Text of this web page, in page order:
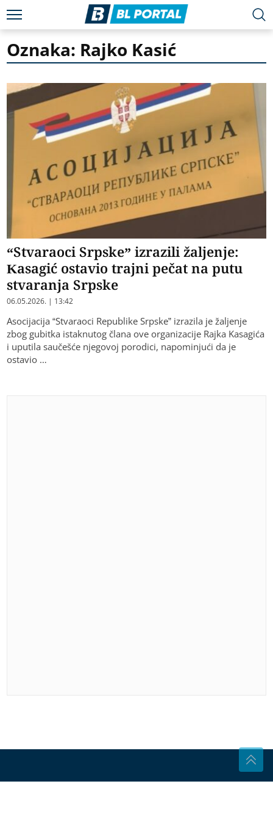
Oznaka: Rajko Kasić
“Stvaraoci Srpske” izrazili žaljenje:
Kasagić ostavio trajni pečat na putu
stvaranja Srpske
06.05.2026. | 13:42
Asocijacija “Stvaraoci Republike Srpske” izrazila je žaljenje
zbog gubitka istaknutog člana ove organizacije Rajka Kasagića
i uputila saučešće njegovoj porodici, napominjući da je
ostavio …